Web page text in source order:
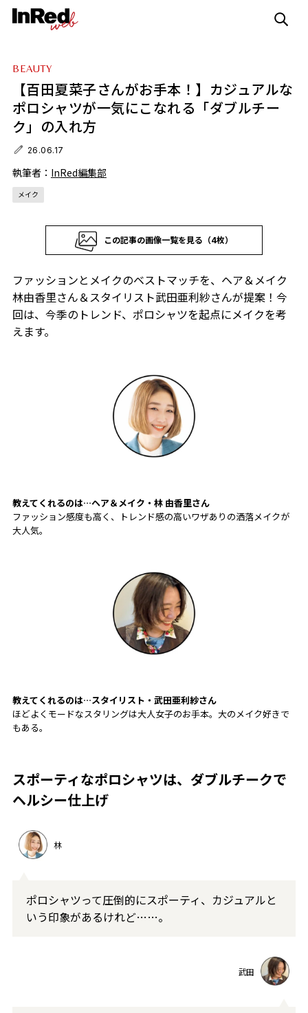
BEAUTY
【百田夏菜子さんがお手本！】カジュアルな
ポロシャツが一気にこなれる「ダブルチー
ク」の入れ方
26.06.17
執筆者： InRed編集部
メイク
この記事の画像一覧を見る（4枚）
ファッションとメイクのベストマッチを、ヘア＆メイク
林由香里さん＆スタイリスト武田亜利紗さんが提案！今
回は、今季のトレンド、ポロシャツを起点にメイクを考
えます。
教えてくれるのは…ヘア＆メイク・林 由香里さん
ファッション感度も高く、トレンド感の高いワザありの洒落メイクが
大人気。
教えてくれるのは…スタイリスト・ 武田亜利紗さん
ほどよくモードなスタリングは大人女子のお手本。大のメイク好きで
もある。
スポーティなポロシャツは、ダブルチークで
ヘルシー仕上げ
林
ポロシャツって圧倒的にスポーティ、カジュアルと
いう印象があるけれど……。
武田